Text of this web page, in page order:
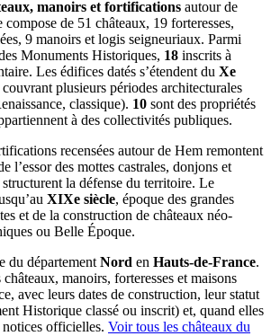
manoirs et fortifications autour de
compose de 51 châteaux, 19 forteresses,
9 manoirs et logis seigneuriaux. Parmi
Monuments Historiques, 18 inscrits à
Les édifices datés s’étendent du Xe
couvrant plusieurs périodes architecturales
classique). 10 sont des propriétés
à des collectivités publiques.
recensées autour de Hem remontent
l’essor des mottes castrales, donjons et
la défense du territoire. Le
XIXe siècle, époque des grandes
et de la construction de châteaux néo-
ou Belle Époque.
du départementNord en Hauts-de-France.
manoirs, forteresses et maisons
avec leurs dates de construction, leur statut
Historique classé ou inscrit) et, quand elles
notices officielles. Voir tous les châteaux du